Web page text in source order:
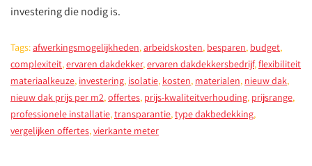
investering die nodig is.
Tags:afwerkingsmogelijkheden,arbeidskosten, besparen, budget,
complexiteit,ervaren dakdekker,ervaren dakdekkersbedrijf,flexibiliteit
materiaalkeuze, investering, isolatie, kosten, materialen, nieuw dak,
nieuw dak prijs per m2,offertes, prijs-kwaliteitverhouding, prijsrange,
professionele installatie,transparantie,type dakbedekking,
vergelijken offertes,vierkante meter